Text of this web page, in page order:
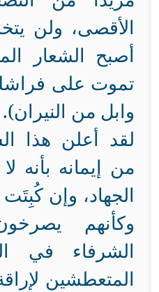
الأقصى، ولن
أصبح الشعار
تموت على
وابل من النيران).
لقد أعلن هذا
من إيمانه بأنه
الجهاد، وإن
وكأنهم
الشرفاء في
المتعطشين